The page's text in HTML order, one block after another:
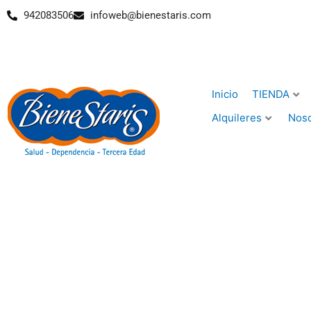
942083506 infoweb@bienestaris.com
Inicio TIENDA
Alquileres